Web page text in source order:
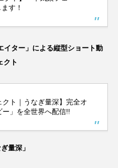
す！
イター」による縦型ショート動
クト
クト｜うなぎ量深】完全オ
ー」を全世界へ配信!!
ぎ量深」